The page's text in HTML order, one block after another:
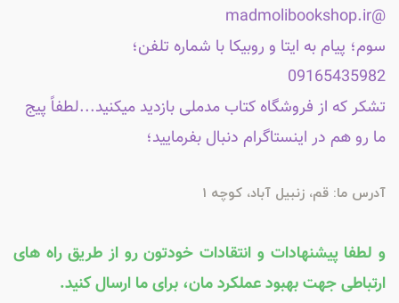
@madmolibookshop.ir
سوم؛ پیام به ایتا و روبیکا با شماره تلفن؛
09165435982
تشکر که از فروشگاه کتاب مدملی بازدید میکنید...لطفاً پیج
ما رو هم در اینستاگرام دنبال بفرمایید؛
آدرس ما: قم، زنبیل آباد، کوچه 1
و لطفا پیشنهادات و انتقادات خودتون رو از طریق راه های
ارتباطی جهت بهبود عملکرد مان، برای ما ارسال کنید.